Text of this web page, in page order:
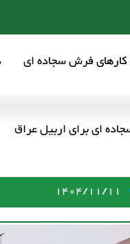
کارهای فرش سجاده ای
ای برای اربیل عراق
1404/11/11